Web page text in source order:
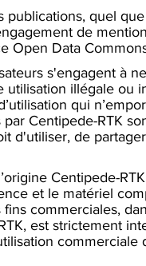
quel
de
Data
s'engagent à
illégale ou
qui
Centipede-RTK
d'utiliser, de
Centipede-
et le matériel
commerciales,
est strictement